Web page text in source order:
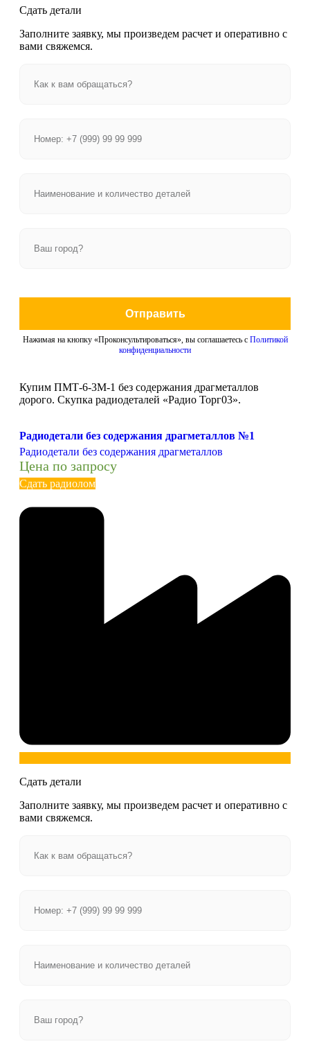
Сдать детали
Заполните заявку, мы произведем расчет и оперативно с
вами свяжемся.
Отправить
Нажимая на кнопку «Проконсультироваться», вы соглашаетесь с Политикой
конфиденциальности
Купим ПМТ-6-3М-1 без содержания драгметаллов
дорого. Скупка радиодеталей «Радио Торг03».
Радиодетали без содержания драгметаллов №1
Радиодетали без содержания драгметаллов
Цена по запросу
Сдать радиолом
Сдать детали
Заполните заявку, мы произведем расчет и оперативно с
вами свяжемся.